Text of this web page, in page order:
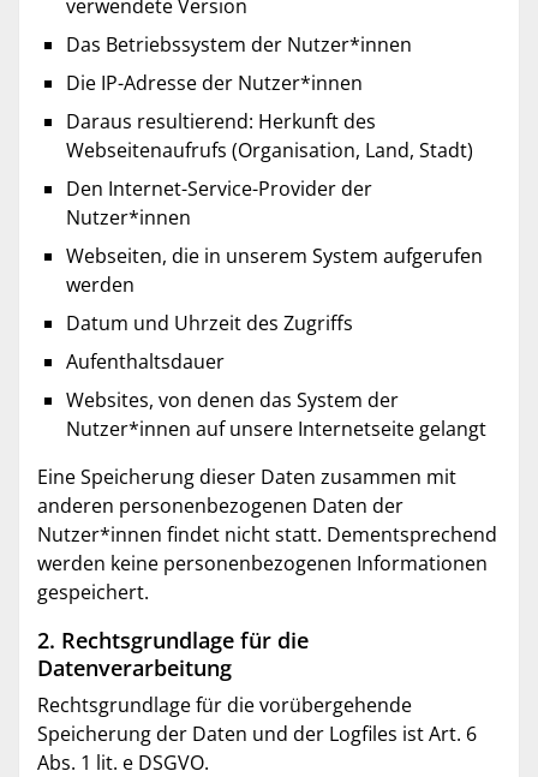
verwendete Version
Das Betriebssystem der Nutzer*innen
Die IP-Adresse der Nutzer*innen
Daraus resultierend: Herkunft des
Webseitenaufrufs (Organisation, Land, Stadt)
Den Internet-Service-Provider der
Nutzer*innen
Webseiten, die in unserem System aufgerufen
werden
Datum und Uhrzeit des Zugriffs
Aufenthaltsdauer
Websites, von denen das System der
Nutzer*innen auf unsere Internetseite gelangt
Eine Speicherung dieser Daten zusammen mit
anderen personenbezogenen Daten der
Nutzer*innen findet nicht statt. Dementsprechend
werden keine personenbezogenen Informationen
gespeichert.
2. Rechtsgrundlage für die
Datenverarbeitung
Rechtsgrundlage für die vorübergehende
Speicherung der Daten und der Logfiles ist Art. 6
Abs. 1 lit. e DSGVO.